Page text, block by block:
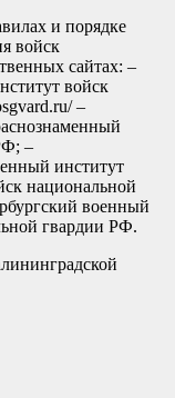
и порядке
войск
сайтах: –
войск
–
–
институт
национальной
военный
гвардии РФ.